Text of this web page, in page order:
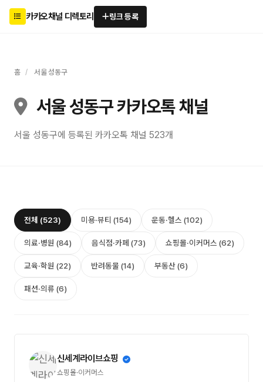
카카오채널 디렉토리 링크 등록
홈 / 서울 성동구
서울 성동구 카카오톡 채널
서울 성동구에 등록된 카카오톡 채널 523개
전체 (523) 미용·뷰티 (154) 운동·헬스 (102)
의료·병원 (84) 음식점·카페 (73) 쇼핑몰·이커머스 (62)
교육·학원 (22) 반려동물 (14) 부동산 (6)
패션·의류 (6)
신세계라이브쇼핑
쇼핑몰·이커머스